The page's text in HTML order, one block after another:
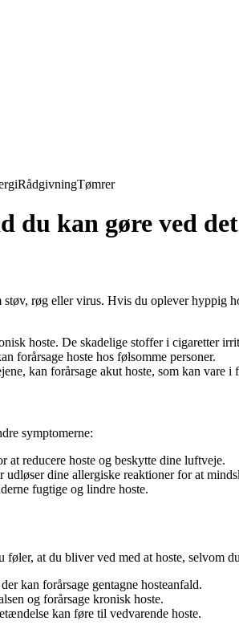
RådgivningTømrer
du kan gøre ved det
røg eller virus. Hvis du oplever hyppig
hoste. De skadelige stoffer i cigaretter
forårsage hoste hos følsomme personer.
kan forårsage akut hoste, som kan vare i
symptomerne:
at reducere hoste og beskytte dine luftveje.
dine allergiske reaktioner for at
fugtige og lindre hoste.
at du bliver ved med at hoste, selvom
kan forårsage gentagne hosteanfald.
og forårsage kronisk hoste.
kan føre til vedvarende hoste.